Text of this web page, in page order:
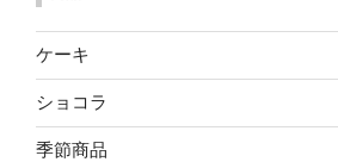
ケーキ
ショコラ
季節商品